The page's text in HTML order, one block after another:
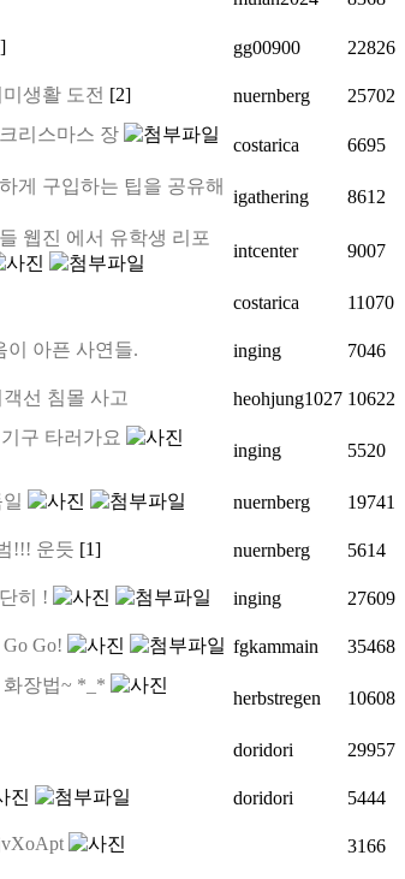
gg00900 22826
생활 도전 [2] nuernberg 25702
리스마스 장
costarica 6695
게 구입하는 팁을 공유해
igathering 8612
웹진 에서 유학생 리포
intcenter 9007
costarica 11070
이 아픈 사연들. inging 7046
선 침몰 사고 heohjung1027 10622
기구 타러가요
inging 5520
nuernberg 19741
!!! 운듯 [1] nuernberg 5614
히 ! inging 27609
Go! fgkammain 35468
장법~ *_*
herbstregen 10608
doridori 29957
doridori 5444
3166